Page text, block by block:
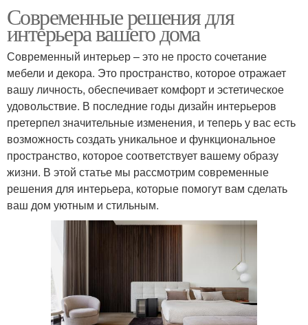
Современные решения для
интерьера вашего дома
Современный интерьер – это не просто сочетание
мебели и декора. Это пространство, которое отражает
вашу личность, обеспечивает комфорт и эстетическое
удовольствие. В последние годы дизайн интерьеров
претерпел значительные изменения, и теперь у вас есть
возможность создать уникальное и функциональное
пространство, которое соответствует вашему образу
жизни. В этой статье мы рассмотрим современные
решения для интерьера, которые помогут вам сделать
ваш дом уютным и стильным.